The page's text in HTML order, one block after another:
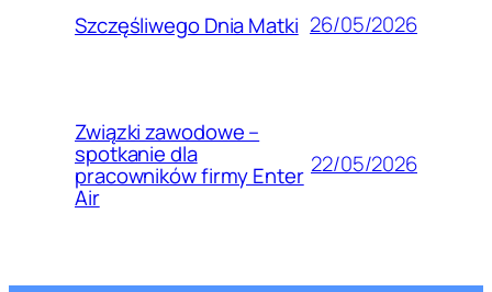
Szczęśliwego Dnia Matki 26/05/2026
Związki zawodowe –
spotkanie dla
pracowników firmy Enter
Air
22/05/2026